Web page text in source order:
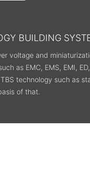
BUILDING
voltage and
as EMC, EMS, EMI,
technology such as
of that.